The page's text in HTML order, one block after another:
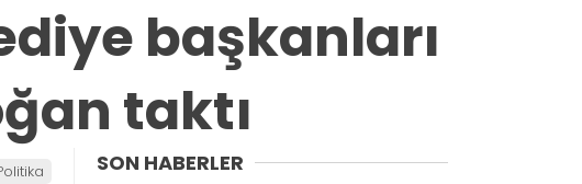
başkanları
taktı
SON HABERLER